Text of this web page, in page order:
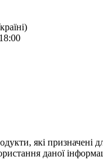
які призначені
даної